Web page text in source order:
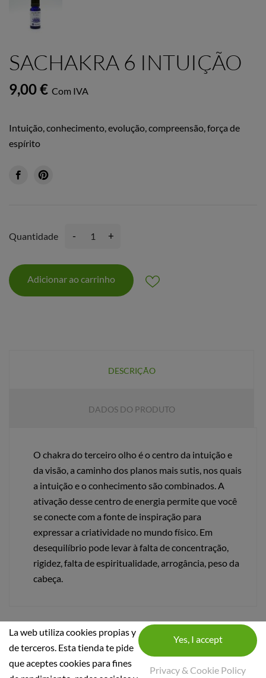
SACHAKRA 6 INTUIÇÃO
9,00 € Com IVA
Intuição, conhecimento, evolução, compreensão, força de
espírito
Quantidade - +
Adicionar ao carrinho
DESCRIÇÃO
DADOS DO PRODUTO
O chakra do terceiro olho é o centro da intuição e
da visão, a caminho dos planos mais sutis, nos quais
a intuição e o conhecimento são combinados. A
ativação desse centro de energia permite que você
se conecte com a fonte de inspiração para
expressar a criatividade no mundo físico. Em
desequilíbrio pode levar à falta de concentração,
rigidez, falta de espiritualidade, arrogância, peso da
cabeça.
La web utiliza cookies propias y
de terceros. Esta tienda te pide
que aceptes cookies para fines
Privacy & Cookie Policy